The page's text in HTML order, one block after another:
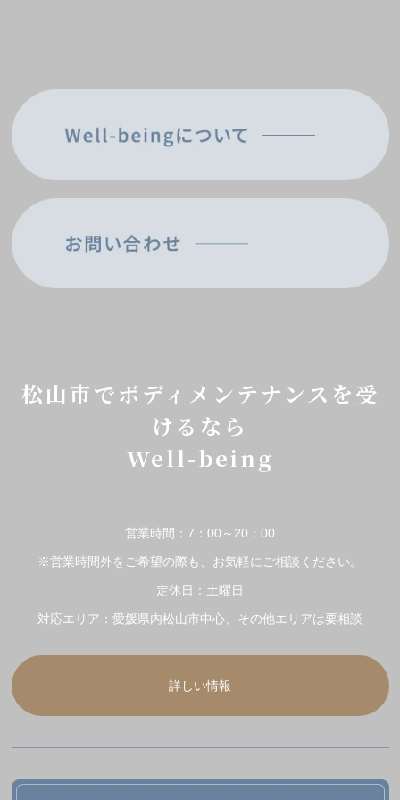
松山市でボディメンテナンスを受
けるなら
Well-being
営業時間：7：00～20：00
※営業時間外をご希望の際も、お気軽にご相談ください。
定休日：土曜日
対応エリア：愛媛県内松山市中心、その他エリアは要相談
詳しい情報